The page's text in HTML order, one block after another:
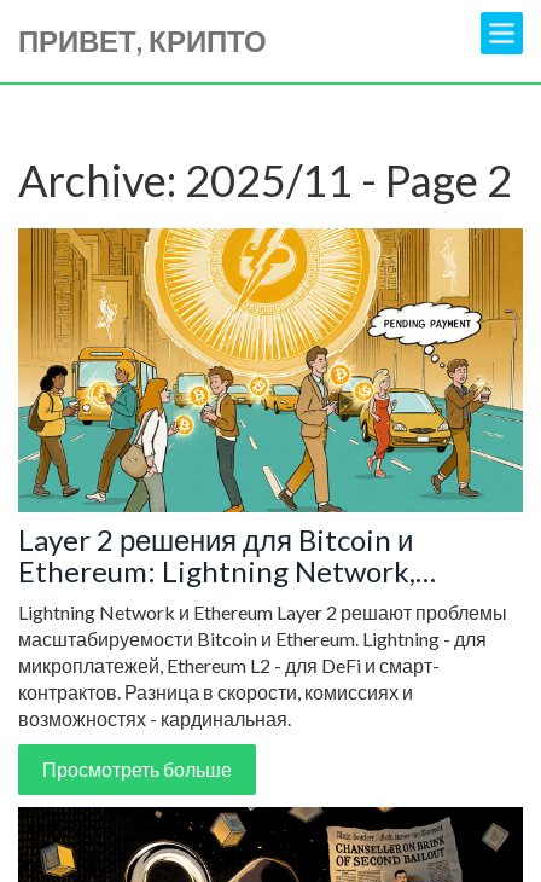
ПРИВЕТ, КРИПТО
Archive: 2025/11 - Page 2
Layer 2 решения для Bitcoin и
Ethereum: Lightning Network,
Arbitrum и Optimism в 2025 году
Lightning Network и Ethereum Layer 2 решают проблемы
масштабируемости Bitcoin и Ethereum. Lightning - для
микроплатежей, Ethereum L2 - для DeFi и смарт-
контрактов. Разница в скорости, комиссиях и
возможностях - кардинальная.
Просмотреть больше